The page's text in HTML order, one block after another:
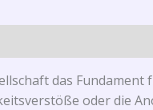
das
oder die